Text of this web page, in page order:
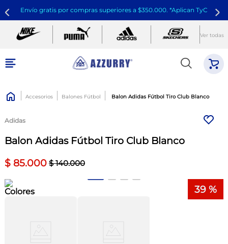
Envío gratis por compras superiores a $350.000. *Aplican TyC
Ver todas
Accesorios Balones Fútbol Balon Adidas Fútbol Tiro Club Blanco
Adidas
Balon Adidas Fútbol Tiro Club Blanco
$ 85.000 $ 140.000
39 %
Colores